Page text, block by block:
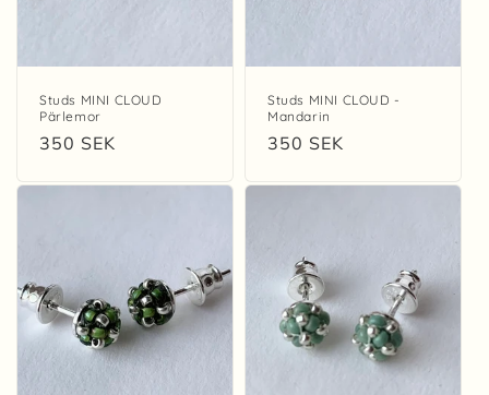
Studs MINI CLOUD
Pärlemor
Regular
350 SEK
Studs MINI CLOUD -
Mandarin
Regular
350 SEK